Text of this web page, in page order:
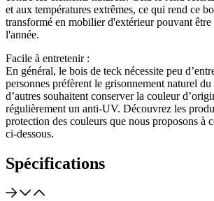
et aux températures extrêmes, ce qui rend ce
transformé en mobilier d'extérieur pouvant être
l'année.
Facile à entretenir :
En général, le bois de teck nécessite peu
personnes préfèrent le grisonnement naturel
d’autres souhaitent conserver la couleur
régulièrement un anti-UV. Découvrez les
protection des couleurs que nous proposons à
ci-dessous.
Spécifications